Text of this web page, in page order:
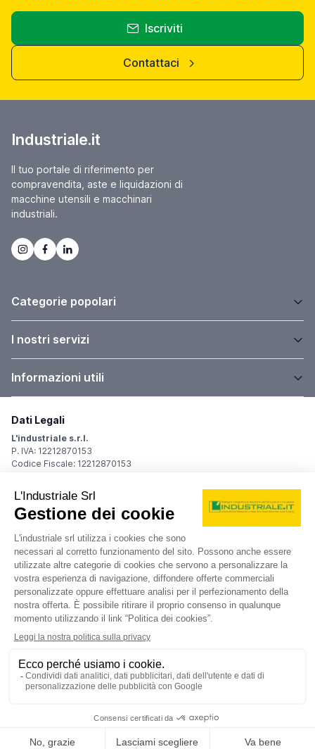
Iscriviti
Contattaci
Industriale.it
Il tuo portale di riferimento per
compravendita, aste e liquidazioni di
macchine utensili e macchinari
industriali.
Categorie popolari
I nostri servizi
Informazioni utili
Dati Legali
L'industriale s.r.l.
P. IVA: 12212870153
Codice Fiscale: 12212870153
Sede Legale
Via Carlo Dolci, 32
20148 Milano (MI)
Italy
Registro Imprese
Iscrizione R.I.: 12212870153
REA: MI-1539011
Capitale sociale: Euro 10.400,00 i.v.
Contatti
info@industriale.it
PEC:industriale@pec.industriale.it
02 8969 3116
Informativa privacy - Cookie
| Condizioni di navigazione